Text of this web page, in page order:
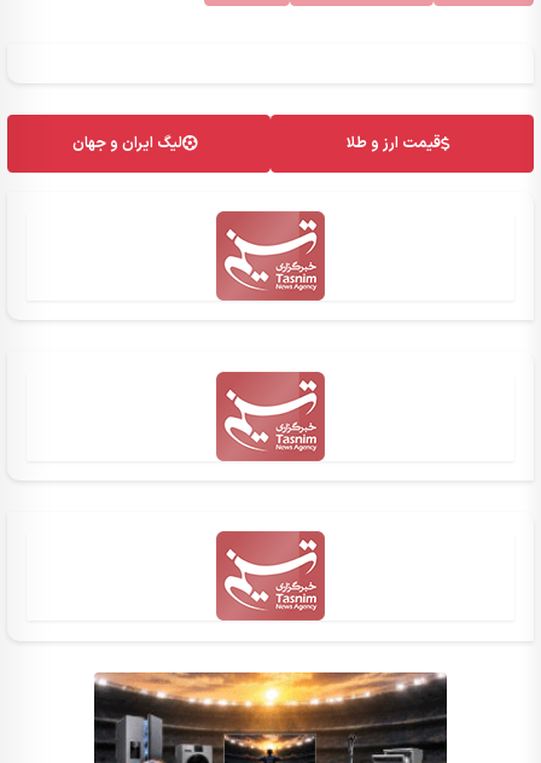
قیمت ارز و طلا لیگ ایران و جهان